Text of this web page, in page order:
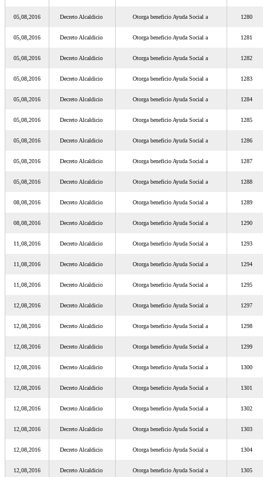
05,08,2016 Decreto Alcaldicio Otorga beneficio Ayuda Social a 1280
05,08,2016 Decreto Alcaldicio Otorga beneficio Ayuda Social a 1281
05,08,2016 Decreto Alcaldicio Otorga beneficio Ayuda Social a 1282
05,08,2016 Decreto Alcaldicio Otorga beneficio Ayuda Social a 1283
05,08,2016 Decreto Alcaldicio Otorga beneficio Ayuda Social a 1284
05,08,2016 Decreto Alcaldicio Otorga beneficio Ayuda Social a 1285
05,08,2016 Decreto Alcaldicio Otorga beneficio Ayuda Social a 1286
05,08,2016 Decreto Alcaldicio Otorga beneficio Ayuda Social a 1287
05,08,2016 Decreto Alcaldicio Otorga beneficio Ayuda Social a 1288
08,08,2016 Decreto Alcaldicio Otorga beneficio Ayuda Social a 1289
08,08,2016 Decreto Alcaldicio Otorga beneficio Ayuda Social a 1290
11,08,2016 Decreto Alcaldicio Otorga beneficio Ayuda Social a 1293
11,08,2016 Decreto Alcaldicio Otorga beneficio Ayuda Social a 1294
11,08,2016 Decreto Alcaldicio Otorga beneficio Ayuda Social a 1295
12,08,2016 Decreto Alcaldicio Otorga beneficio Ayuda Social a 1297
12,08,2016 Decreto Alcaldicio Otorga beneficio Ayuda Social a 1298
12,08,2016 Decreto Alcaldicio Otorga beneficio Ayuda Social a 1299
12,08,2016 Decreto Alcaldicio Otorga beneficio Ayuda Social a 1300
12,08,2016 Decreto Alcaldicio Otorga beneficio Ayuda Social a 1301
12,08,2016 Decreto Alcaldicio Otorga beneficio Ayuda Social a 1302
12,08,2016 Decreto Alcaldicio Otorga beneficio Ayuda Social a 1303
12,08,2016 Decreto Alcaldicio Otorga beneficio Ayuda Social a 1304
12,08,2016 Decreto Alcaldicio Otorga beneficio Ayuda Social a 1305